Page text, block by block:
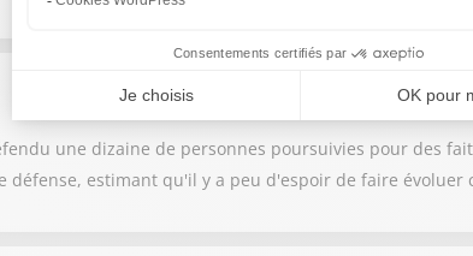
une dizaine de personnes poursuivies pour des
défense, estimant qu'il y a peu d'espoir de faire évoluer